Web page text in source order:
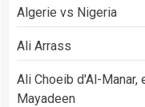
Algerie vs Nigeria
Ali Arrass
Ali Choeib d'Al-Manar,
Mayadeen